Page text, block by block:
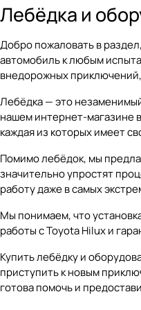
Лебёдка и
Добро пожаловать в
автомобиль к любым
внедорожных
Лебёдка — это
нашем интернет-магазине
каждая из которых имеет
Помимо лебёдок, мы
значительно упростят
работу даже в самых
Мы понимаем, что
работы с Toyota Hilux и
Купить лебёдку и
приступить к новым
готова помочь и